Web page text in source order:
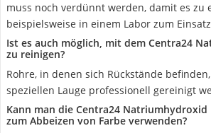
muss noch verdünnt werden, damit es zu
beispielsweise in einem Labor zum
Ist es auch möglich, mit dem Centra24
zu reinigen?
Rohre, in denen sich Rückstände
speziellen Lauge professionell gereinigt
Kann man die Centra24
zum Abbeizen von Farbe verwenden?